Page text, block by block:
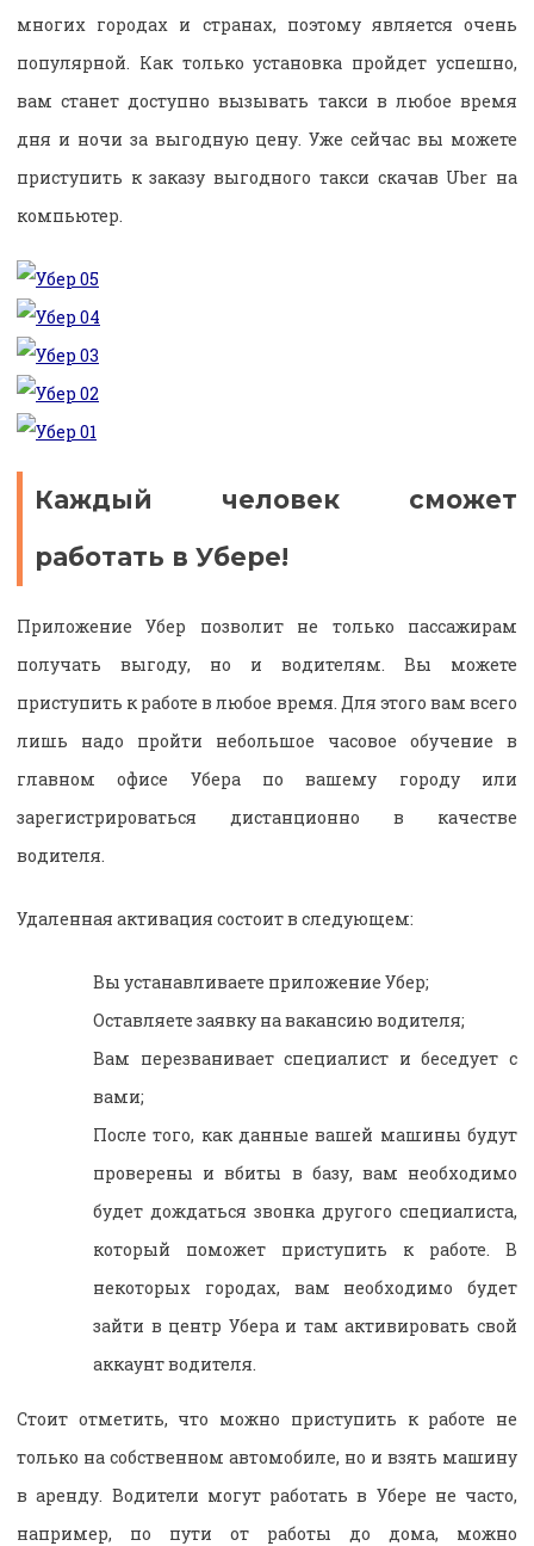
многих городах и странах, поэтому является очень
популярной. Как только установка пройдет успешно,
вам станет доступно вызывать такси в любое время
дня и ночи за выгодную цену. Уже сейчас вы можете
приступить к заказу выгодного такси скачав Uber на
компьютер.
Каждый человек сможет
работать в Убере!
Приложение Убер позволит не только пассажирам
получать выгоду, но и водителям. Вы можете
приступить к работе в любое время. Для этого вам всего
лишь надо пройти небольшое часовое обучение в
главном офисе Убера по вашему городу или
зарегистрироваться дистанционно в качестве
водителя.
Удаленная активация состоит в следующем:
Вы устанавливаете приложение Убер;
Оставляете заявку на вакансию водителя;
Вам перезванивает специалист и беседует с
вами;
После того, как данные вашей машины будут
проверены и вбиты в базу, вам необходимо
будет дождаться звонка другого специалиста,
который поможет приступить к работе. В
некоторых городах, вам необходимо будет
зайти в центр Убера и там активировать свой
аккаунт водителя.
Стоит отметить, что можно приступить к работе не
только на собственном автомобиле, но и взять машину
в аренду. Водители могут работать в Убере не часто,
например, по пути от работы до дома, можно